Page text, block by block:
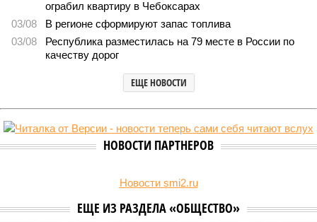
В регионе учреждены удостоверения мастеров спорта по борьбе керешу
(фото: wikimedia commons/Ilsurikat)
В Чувашской Республике последовательно реализуются меры,
направленные на повышение статуса и институциональное
развитие национальной борьбы на поясах керешу.
Региональные власти не ограничились
дисциплины в качестве приоритетной, но также утвердили
официальную систему спортивных званий и